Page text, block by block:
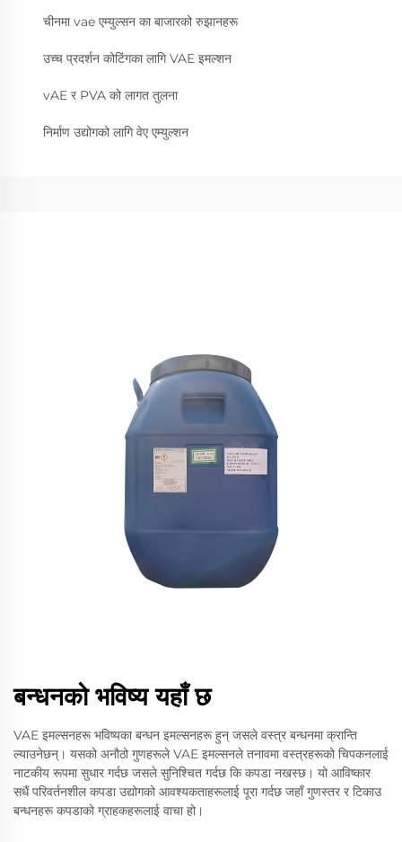
चीनमा vae एम्युल्सन का बाजारको रुझानहरू
उच्च प्रदर्शन कोटिंगका लागि VAE इमल्शन
vAE र PVA को लागत तुलना
निर्माण उद्योगको लागि वेए एम्युल्शन
बन्धनको भविष्य यहाँ छ
VAE इमल्सनहरू भविष्यका बन्धन इमल्सनहरू हुन् जसले वस्त्र बन्धनमा क्रान्ति
ल्याउनेछन्। यसको अनौठो गुणहरूले VAE इमल्सनले तनावमा वस्त्रहरूको चिपकनलाई
नाटकीय रूपमा सुधार गर्दछ जसले सुनिश्चित गर्दछ कि कपडा नखस्छ। यो आविष्कार
सधैं परिवर्तनशील कपडा उद्योगको आवश्यकताहरूलाई पूरा गर्दछ जहाँ गुणस्तर र टिकाउ
बन्धनहरू कपडाको ग्राहकहरूलाई वाचा हो।